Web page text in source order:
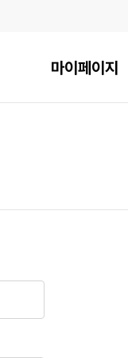
마이페이지